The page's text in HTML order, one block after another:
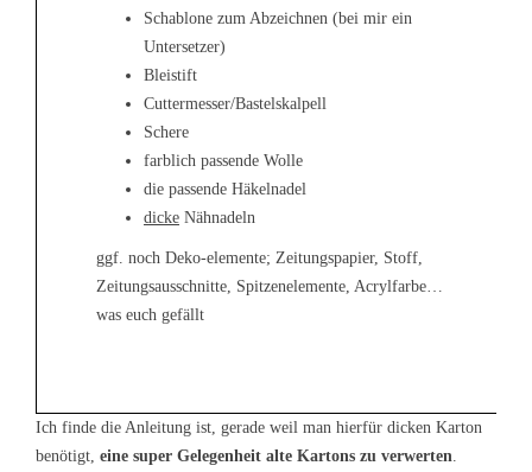
Schablone zum Abzeichnen (bei mir ein
Untersetzer)
Bleistift
Cuttermesser/Bastelskalpell
Schere
farblich passende Wolle
die passende Häkelnadel
dicke Nähnadeln
ggf. noch Deko-elemente; Zeitungspapier, Stoff,
Zeitungsausschnitte, Spitzenelemente, Acrylfarbe…
was euch gefällt
Ich finde die Anleitung ist, gerade weil man hierfür dicken Karton
benötigt, eine super Gelegenheit alte Kartons zu verwerten.